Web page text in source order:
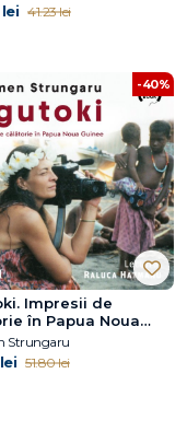
41.23 lei
-40%
Impresii de
în Papua Noua
Strungaru
51.80 lei